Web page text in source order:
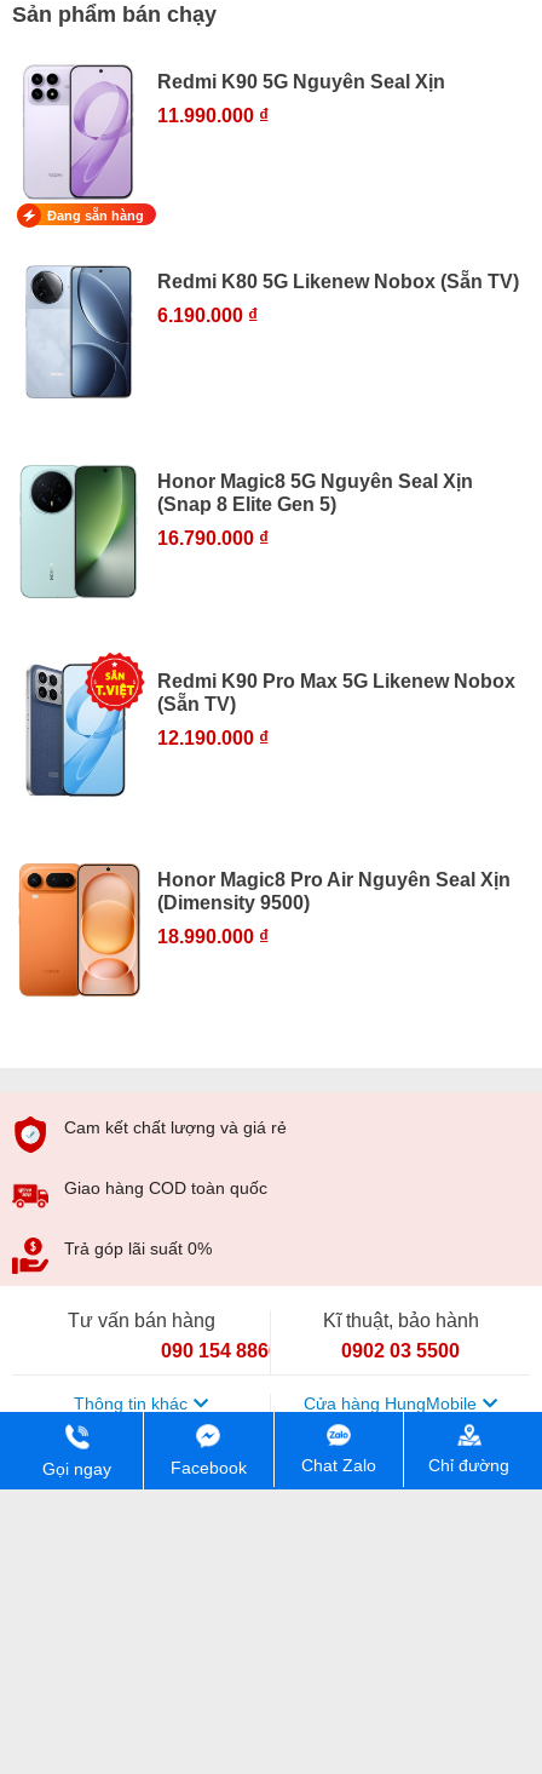
Sản phẩm bán chạy
Redmi K90 5G Nguyên Seal Xịn
11.990.000 ₫
Đang sẵn hàng
Redmi K80 5G Likenew Nobox (Sẵn TV)
6.190.000 ₫
Honor Magic8 5G Nguyên Seal Xịn
(Snap 8 Elite Gen 5)
16.790.000 ₫
Redmi K90 Pro Max 5G Likenew Nobox
(Sẵn TV)
12.190.000 ₫
Honor Magic8 Pro Air Nguyên Seal Xịn
(Dimensity 9500)
18.990.000 ₫
Cam kết chất lượng và giá rẻ
Giao hàng COD toàn quốc
Trả góp lãi suất 0%
Tư vấn bán hàng
090 154 8866
Kĩ thuật, bảo hành
0902 03 5500
Thông tin khác Cửa hàng HungMobile
Gọi ngay Facebook Chat Zalo Chỉ đường